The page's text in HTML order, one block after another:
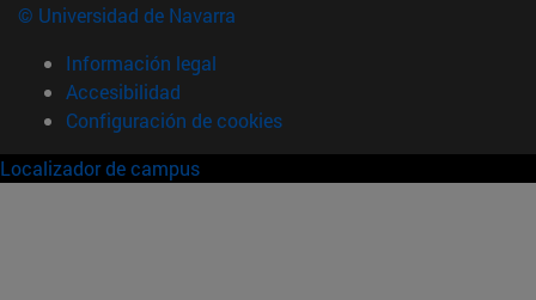
© Universidad de Navarra
Información legal
Accesibilidad
Configuración de cookies
Localizador de campus